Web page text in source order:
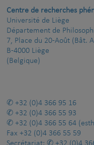
Centre de recherches
Université de Liège
Département de
7, Place du 20-Août (Bât.
B-4000 Liège
(Belgique)
+32 (0)4 366 95 16
+32 (0)4 366 55 93
+32 (0)4 366 55 64
Fax +32 (0)4 366 55 59